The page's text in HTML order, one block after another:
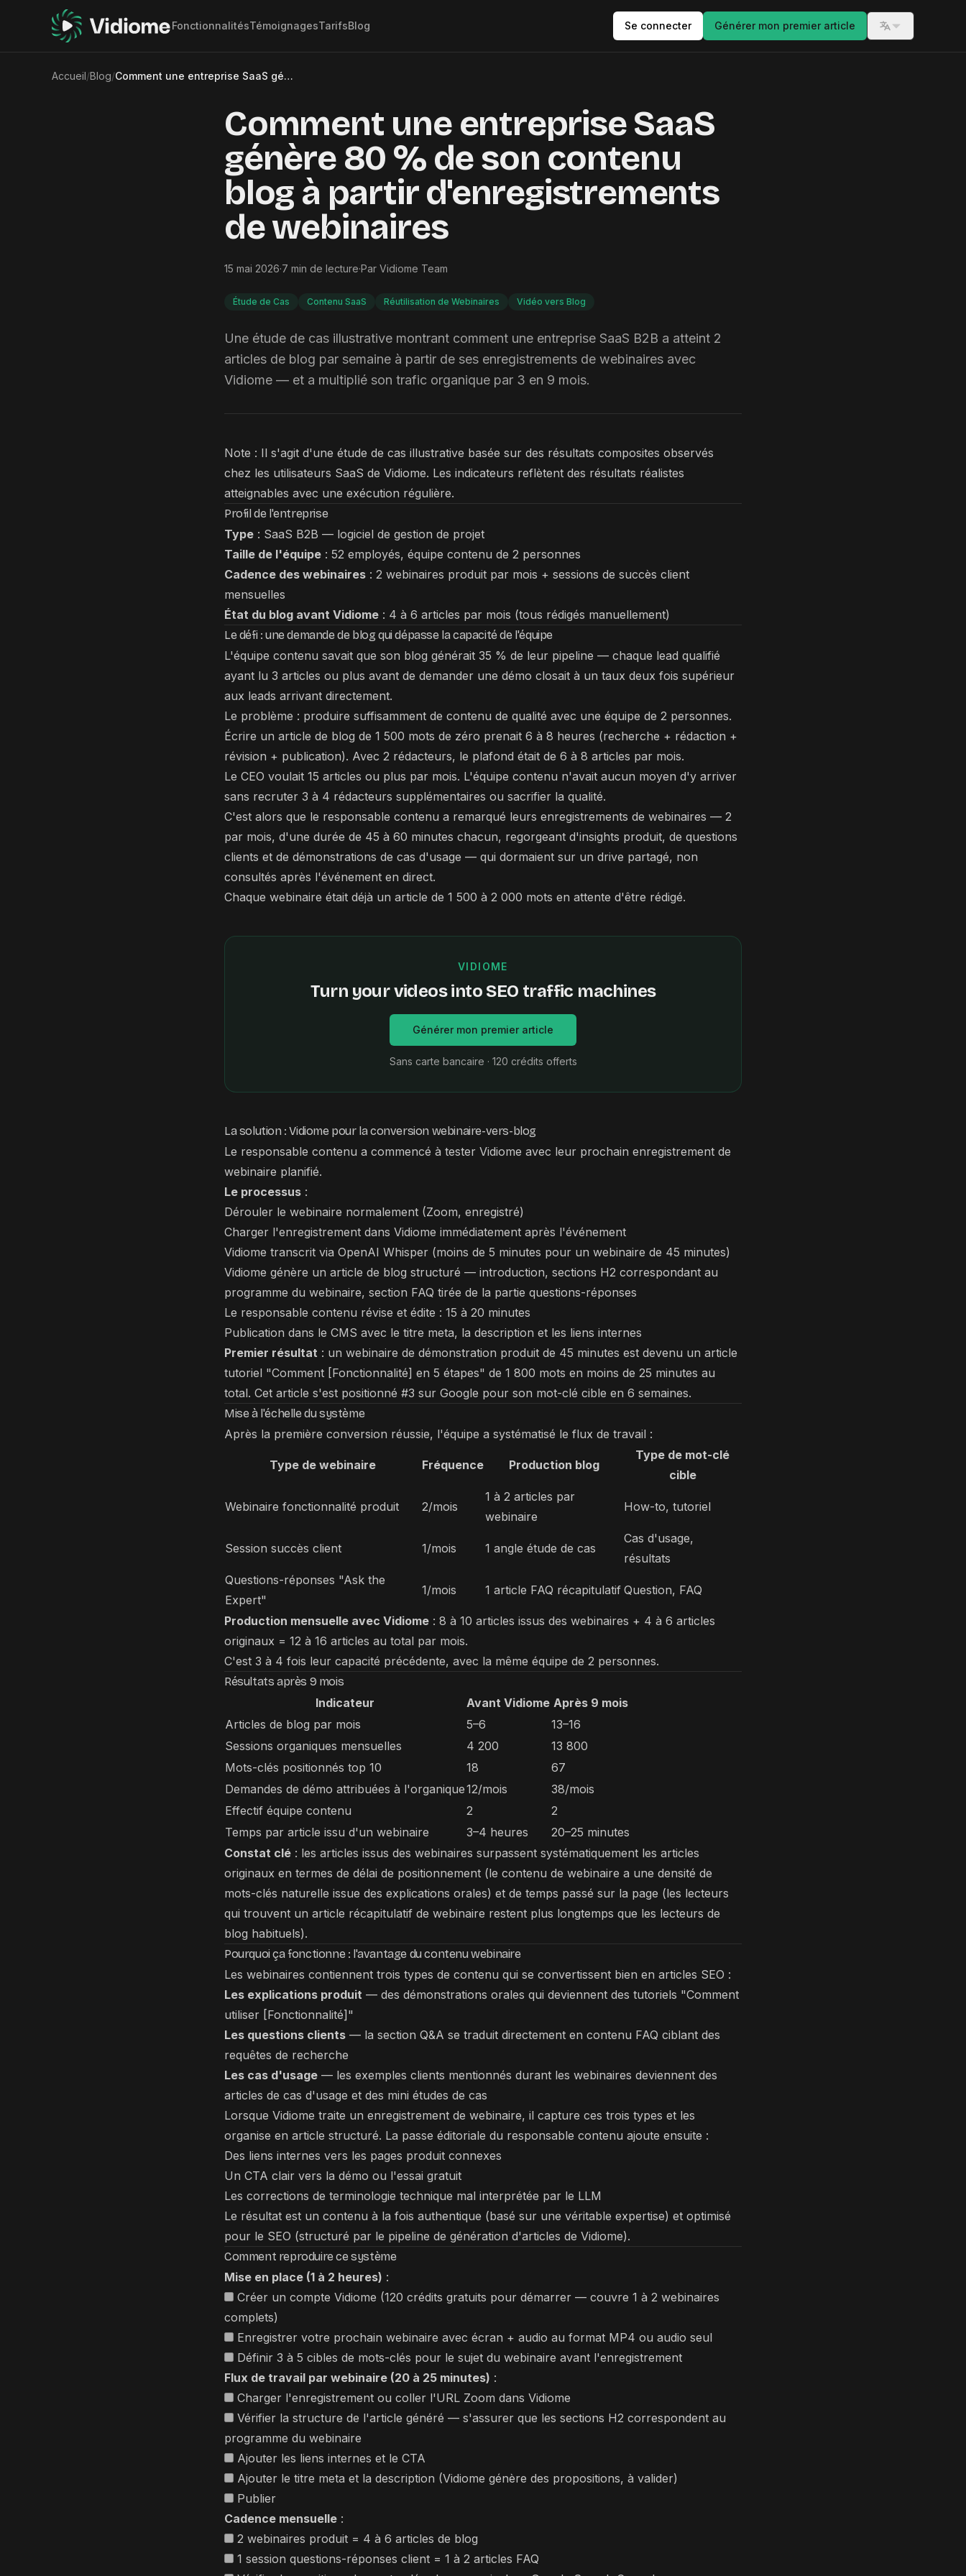
FonctionnalitésTémoignagesTarifsBlog Se connecter Générer mon premier article Switch
Accueil/Blog/ Comment une entreprise SaaS génère 80 % de son contenu blog à partir d'enregistrements de webinaires
Comment une entreprise SaaS
génère 80 % de son contenu
blog à partir d'enregistrements
de webinaires
15 mai 2026·7 min de lecture·Par Vidiome Team
Étude de Cas Contenu SaaS Réutilisation de Webinaires Vidéo vers Blog
Une étude de cas illustrative montrant comment une entreprise SaaS B2B a atteint 2
articles de blog par semaine à partir de ses enregistrements de webinaires avec
Vidiome — et a multiplié son trafic organique par 3 en 9 mois.
Note : Il s'agit d'une étude de cas illustrative basée sur des résultats composites observés
chez les utilisateurs SaaS de Vidiome. Les indicateurs reflètent des résultats réalistes
atteignables avec une exécution régulière.
Profil de l'entreprise
Type : SaaS B2B — logiciel de gestion de projet
Taille de l'équipe : 52 employés, équipe contenu de 2 personnes
Cadence des webinaires : 2 webinaires produit par mois + sessions de succès client
mensuelles
État du blog avant Vidiome : 4 à 6 articles par mois (tous rédigés manuellement)
Le défi : une demande de blog qui dépasse la capacité de l'équipe
L'équipe contenu savait que son blog générait 35 % de leur pipeline — chaque lead qualifié
ayant lu 3 articles ou plus avant de demander une démo closait à un taux deux fois supérieur
aux leads arrivant directement.
Le problème : produire suffisamment de contenu de qualité avec une équipe de 2 personnes.
Écrire un article de blog de 1 500 mots de zéro prenait 6 à 8 heures (recherche + rédaction +
révision + publication). Avec 2 rédacteurs, le plafond était de 6 à 8 articles par mois.
Le CEO voulait 15 articles ou plus par mois. L'équipe contenu n'avait aucun moyen d'y arriver
sans recruter 3 à 4 rédacteurs supplémentaires ou sacrifier la qualité.
C'est alors que le responsable contenu a remarqué leurs enregistrements de webinaires — 2
par mois, d'une durée de 45 à 60 minutes chacun, regorgeant d'insights produit, de questions
clients et de démonstrations de cas d'usage — qui dormaient sur un drive partagé, non
consultés après l'événement en direct.
Chaque webinaire était déjà un article de 1 500 à 2 000 mots en attente d'être rédigé.
VIDIOME
Turn your videos into SEO traffic machines
Générer mon premier article
Sans carte bancaire · 120 crédits offerts
La solution : Vidiome pour la conversion webinaire-vers-blog
Le responsable contenu a commencé à tester Vidiome avec leur prochain enregistrement de
webinaire planifié.
Le processus :
Dérouler le webinaire normalement (Zoom, enregistré)
Charger l'enregistrement dans Vidiome immédiatement après l'événement
Vidiome transcrit via OpenAI Whisper (moins de 5 minutes pour un webinaire de 45 minutes)
Vidiome génère un article de blog structuré — introduction, sections H2 correspondant au
programme du webinaire, section FAQ tirée de la partie questions-réponses
Le responsable contenu révise et édite : 15 à 20 minutes
Publication dans le CMS avec le titre meta, la description et les liens internes
Premier résultat : un webinaire de démonstration produit de 45 minutes est devenu un article
tutoriel "Comment [Fonctionnalité] en 5 étapes" de 1 800 mots en moins de 25 minutes au
total. Cet article s'est positionné #3 sur Google pour son mot-clé cible en 6 semaines.
Mise à l'échelle du système
Après la première conversion réussie, l'équipe a systématisé le flux de travail :
Type de webinaire Fréquence Production blog
Type de mot-clé
cible
Webinaire fonctionnalité produit 2/mois
1 à 2 articles par
webinaire
How-to, tutoriel
Session succès client 1/mois 1 angle étude de cas
Cas d'usage,
résultats
Questions-réponses "Ask the
Expert"
1/mois 1 article FAQ récapitulatif Question, FAQ
Production mensuelle avec Vidiome : 8 à 10 articles issus des webinaires + 4 à 6 articles
originaux = 12 à 16 articles au total par mois.
C'est 3 à 4 fois leur capacité précédente, avec la même équipe de 2 personnes.
Résultats après 9 mois
Indicateur Avant Vidiome Après 9 mois
Articles de blog par mois
5–6
13–16
Sessions organiques mensuelles
4 200
13 800
Mots-clés positionnés top 10
18
67
Demandes de démo attribuées à l'organique12/mois
38/mois
Effectif équipe contenu
2
2
Temps par article issu d'un webinaire
3–4 heures
20–25 minutes
Constat clé : les articles issus des webinaires surpassent systématiquement les articles
originaux en termes de délai de positionnement (le contenu de webinaire a une densité de
mots-clés naturelle issue des explications orales) et de temps passé sur la page (les lecteurs
qui trouvent un article récapitulatif de webinaire restent plus longtemps que les lecteurs de
blog habituels).
Pourquoi ça fonctionne : l'avantage du contenu webinaire
Les webinaires contiennent trois types de contenu qui se convertissent bien en articles SEO :
Les explications produit — des démonstrations orales qui deviennent des tutoriels "Comment
utiliser [Fonctionnalité]"
Les questions clients — la section Q&A se traduit directement en contenu FAQ ciblant des
requêtes de recherche
Les cas d'usage — les exemples clients mentionnés durant les webinaires deviennent des
articles de cas d'usage et des mini études de cas
Lorsque Vidiome traite un enregistrement de webinaire, il capture ces trois types et les
organise en article structuré. La passe éditoriale du responsable contenu ajoute ensuite :
Des liens internes vers les pages produit connexes
Un CTA clair vers la démo ou l'essai gratuit
Les corrections de terminologie technique mal interprétée par le LLM
Le résultat est un contenu à la fois authentique (basé sur une véritable expertise) et optimisé
pour le SEO (structuré par le pipeline de génération d'articles de Vidiome).
Comment reproduire ce système
Mise en place (1 à 2 heures) :
Créer un compte Vidiome (120 crédits gratuits pour démarrer — couvre 1 à 2 webinaires
complets)
Enregistrer votre prochain webinaire avec écran + audio au format MP4 ou audio seul
Définir 3 à 5 cibles de mots-clés pour le sujet du webinaire avant l'enregistrement
Flux de travail par webinaire (20 à 25 minutes) :
Charger l'enregistrement ou coller l'URL Zoom dans Vidiome
Vérifier la structure de l'article généré — s'assurer que les sections H2 correspondent au
programme du webinaire
Ajouter les liens internes et le CTA
Ajouter le titre meta et la description (Vidiome génère des propositions, à valider)
Publier
Cadence mensuelle :
2 webinaires produit = 4 à 6 articles de blog
1 session questions-réponses client = 1 à 2 articles FAQ